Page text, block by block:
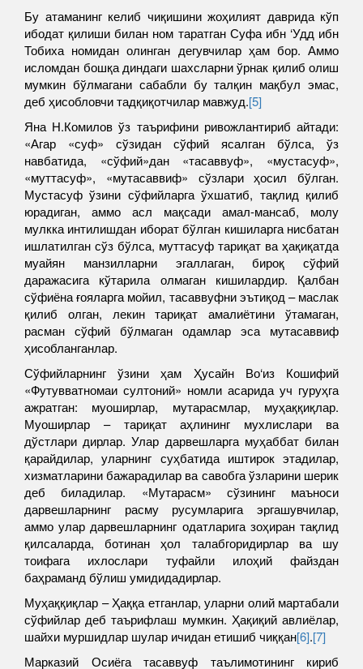
Бу атаманинг келиб чиқишини жоҳилият даврида кўп
ибодат қилиши билан ном таратган Суфа ибн ‘Удд ибн
Тобиха номидан олинган дегувчилар ҳам бор. Аммо
исломдан бошқа диндаги шахсларни ўрнак қилиб олиш
мумкин бўлмагани сабабли бу талқин мақбул эмас,
деб ҳисобловчи тадқиқотчилар мавжуд.[5]
Яна Н.Комилов ўз таърифини ривожлантириб айтади:
«Агар «суф» сўзидан сўфий ясалган бўлса, ўз
навбатида, «сўфий»дан «тасаввуф», «мустасуф»,
«муттасуф», «мутасаввиф» сўзлари ҳосил бўлган.
Мустасуф ўзини сўфийларга ўхшатиб, тақлид қилиб
юрадиган, аммо асл мақсади амал-мансаб, молу
мулкка интилишдан иборат бўлган кишиларга нисбатан
ишлатилган сўз бўлса, муттасуф тариқат ва ҳақиқатда
муайян манзилларни эгаллаган, бироқ сўфий
даражасига кўтарила олмаган кишилардир. Қалбан
сўфиёна ғояларга мойил, тасаввуфни эътиқод – маслак
қилиб олган, лекин тариқат амалиётини ўтамаган,
расман сўфий бўлмаган одамлар эса мутасаввиф
ҳисобланганлар.
Сўфийларнинг ўзини ҳам Ҳусайн Во‘из Кошифий
«Футувватномаи султоний» номли асарида уч гуруҳга
ажратган: муоширлар, мутарасмлар, муҳаққиқлар.
Муоширлар – тариқат аҳлининг мухлислари ва
дўстлари дирлар. Улар дарвешларга муҳаббат билан
қарайдилар, уларнинг суҳбатида иштирок этадилар,
хизматларини бажарадилар ва савобга ўзларини шерик
деб биладилар. «Мутарасм» сўзининг маъноси
дарвешларнинг расму русумларига эргашувчилар,
аммо улар дарвешларнинг одатларига зоҳиран тақлид
қилсаларда, ботинан ҳол талабгоридирлар ва шу
тоифага ихлослари туфайли илоҳий файздан
баҳраманд бўлиш умидидадирлар.
Муҳаққиқлар – Ҳаққа етганлар, уларни олий мартабали
сўфийлар деб таърифлаш мумкин. Ҳақиқий авлиёлар,
шайхи муршидлар шулар ичидан етишиб чиққан[6].[7]
Марказий Осиёга тасаввуф таълимотининг кириб